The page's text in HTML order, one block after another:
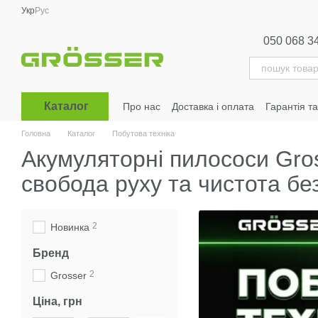
Перейти до основного контенту
УкрРус
050 068
Каталог Про нас Доставка і оплата Гарантія
Головна Каталог Побутова техніка
Акумуляторні пилососи
свобода руху та чистота
Новинка 2
Бренд
Grosser 2
Ціна, грн